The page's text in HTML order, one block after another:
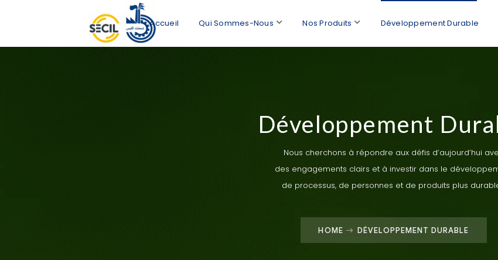
Accueil Qui Sommes-Nous Nos Produits Développement Durable
Développement
Nous cherchons à répondre aux défis d’aujourd’hui
des engagements clairs et à investir dans le
de processus, de personnes et de produits plus
HOME DÉVELOPPEMENT DURABLE